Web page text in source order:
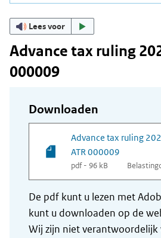
Lees voor
Advance tax ruling
000009
Downloaden
Advance tax ruling
ATR 000009
pdf - 96 kB
De pdf kunt u lezen met
kunt u downloaden op de
Wij zijn niet verantwoordelijk